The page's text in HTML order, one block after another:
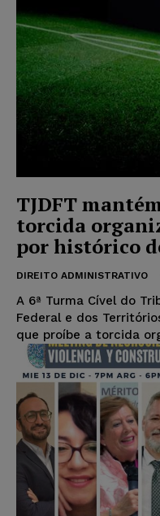
TJDFT
torcida
por histórico
DIREITO ADMINISTRATIVO
A 6ª Turma Cível do
Federal e dos
que proíbe a torcida